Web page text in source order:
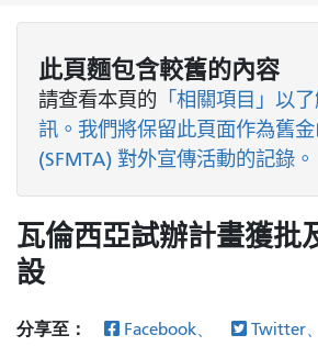
此頁麵包含較舊的內容
請查看本頁的 「相關項目」以
訊。我們將保留此頁面作為舊
(SFMTA) 對外宣傳活動的記錄。
瓦倫西亞試辦計畫獲批
設
分享至： Facebook、 Twitter、